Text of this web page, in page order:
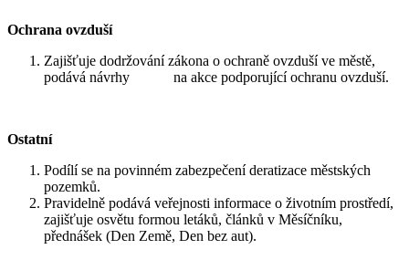
Ochrana ovzduší
Zajišťuje dodržování zákona o ochraně ovzduší ve městě,
podává návrhy na akce podporující ochranu ovzduší.
Ostatní
Podílí se na povinném zabezpečení deratizace městských
pozemků.
Pravidelně podává veřejnosti informace o životním prostředí,
zajišťuje osvětu formou letáků, článků v Měsíčníku,
přednášek (Den Země, Den bez aut).